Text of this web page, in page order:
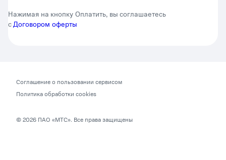
Нажимая на кнопку Оплатить, вы соглашаетесь
сДоговором оферты
Соглашение о пользовании сервисом
Политика обработки cookies
©2026 ПАО «МТС». Все права защищены